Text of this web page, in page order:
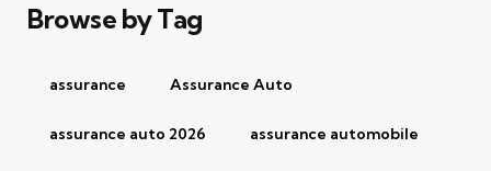
Browse by Tag
assurance Assurance Auto
assurance auto 2026 assurance automobile